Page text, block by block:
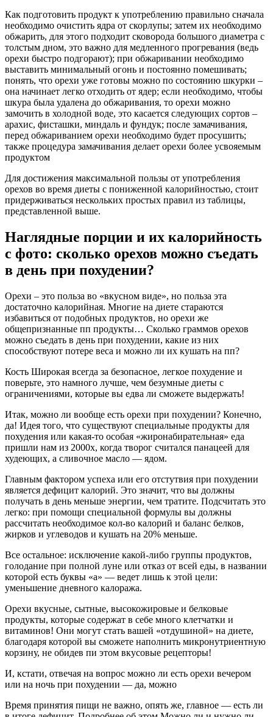
Как подготовить продукт к употреблению правильно сначала
необходимо очистить ядра от скорлупы; затем их необходимо
обжарить, для этого подходит сковорода большого диаметра с
толстым дном, это важно для медленного прогревания (ведь
орехи быстро подгорают); при обжаривании необходимо
выставить минимальный огонь и постоянно помешивать;
понять, что орехи уже готовы можно по состоянию шкурки –
она начинает легко отходить от ядер; если необходимо, чтобы
шкура была удалена до обжаривания, то орехи можно
замочить в холодной воде, это касается следующих сортов –
арахис, фисташки, миндаль и фундук; после замачивания,
перед обжариванием орехи необходимо будет просушить;
также процедура замачивания делает орехи более усвояемым
продуктом
Для достижения максимальной пользы от употребления
орехов во время диеты c пониженной калорийностью, стоит
придерживаться нескольких простых правил из таблицы,
представленной выше.
Наглядные порции и их калорийность
с фото: сколько орехов можно съедать
в день при похудении?
Орехи – это польза во «вкусном виде», но польза эта
достаточно калорийная. Многие на диете стараются
избавиться от подобных продуктов, но орехи же
общепризнанные пп продукты… Сколько граммов орехов
можно съедать в день при похудении, какие из них
способствуют потере веса и можно ли их кушать на пп?
Кость Широкая всегда за безопасное, легкое похудение и
поверьте, это намного лучше, чем безумные диеты с
ограничениями, которые вы едва ли сможете выдержать!
Итак, можно ли вообще есть орехи при похудении? Конечно,
да! Идея того, что существуют специальные продукты для
похудения или какая-то особая «жиронабирательная» еда
пришли нам из 2000х, когда творог считался панацеей для
худеющих, а сливочное масло — ядом.
Главным фактором успеха или его отстутвия при похудении
является дефицит калорий. Это значит, что вы должны
получать в день меньше энергии, чем тратите. Подсчитать это
легко: при помощи специальной формулы вы должны
рассчитать необходимое кол-во калорий и баланс белков,
жирков и углеводов и кушать на 20% меньше.
Все остальное: исключение какой-либо группы продуктов,
голодание при полной луне или отказ от всей еды, в названии
которой есть буквы «а» — ведет лишь к этой цели:
уменьшение дневного калоража.
Орехи вкусные, сытные, высокожировые и белковые
продукты, которые содержат в себе много клетчатки и
витаминов! Они могут стать вашей «отдушиной» на диете,
благодаря которой вы сможете наполнить микронутриентную
корзину, не обидев пи этом вкусовые рецепторы!
И, кстати, отвечая на вопрос можно ли есть орехи вечером
или на ночь при похудении — да, можно
Время принятия пищи не важно, опять же, главное — есть ли